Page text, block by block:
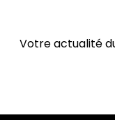
Votre actualité